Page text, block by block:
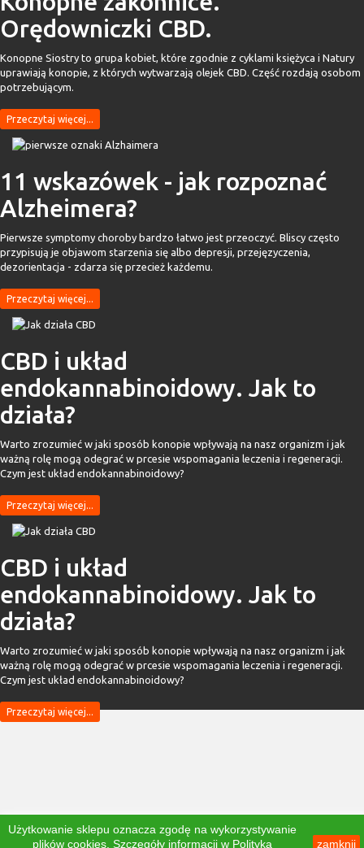
Orędowniczki CBD.
Konopne Siostry to grupa kobiet, które zgodnie z cyklami księżyca i Natury
uprawiają konopie, z których wytwarzają olejek CBD. Część rozdają osobom
potrzebującym.
Przeczytaj więcej...
11 wskazówek - jak rozpoznać
Alzheimera?
Pierwsze symptomy choroby bardzo łatwo jest przeoczyć. Bliscy często
przypisują je objawom starzenia się albo depresji, przejęzyczenia,
dezorientacja - zdarza się przecież każdemu.
Przeczytaj więcej...
CBD i układ
endokannabinoidowy. Jak to
działa?
Warto zrozumieć w jaki sposób konopie wpływają na nasz organizm i jak
ważną rolę mogą odegrać w prcesie wspomagania leczenia i regeneracji.
Czym jest układ endokannabinoidowy?
Przeczytaj więcej...
CBD i układ
endokannabinoidowy. Jak to
działa?
Warto zrozumieć w jaki sposób konopie wpływają na nasz organizm i jak
ważną rolę mogą odegrać w prcesie wspomagania leczenia i regeneracji.
Czym jest układ endokannabinoidowy?
Przeczytaj więcej...
Użytkowanie sklepu oznacza zgodę na wykorzystywanie
plików cookies. Szczegóły informacji w Polityka zamknij